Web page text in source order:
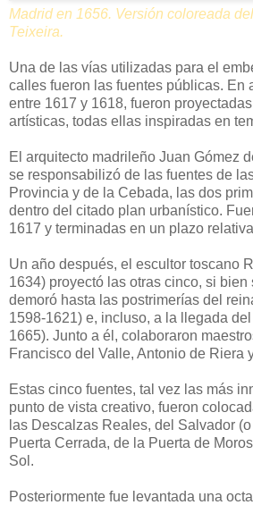
Madrid en 1656. Versión coloreada
Teixeira.
Una de las vías utilizadas para el
calles fueron las fuentes públicas. En
entre 1617 y 1618, fueron
artísticas, todas ellas inspiradas en
El arquitecto madrileño Juan Gómez
se responsabilizó de las fuentes de
Provincia y de la Cebada, las dos
dentro del citado plan urbanístico.
1617 y terminadas en un plazo
Un año después, el escultor toscano
1634) proyectó las otras cinco, si
demoró hasta las postrimerías del
1598-1621) e, incluso, a la llegada
1665). Junto a él, colaboraron
Francisco del Valle, Antonio de Riera
Estas cinco fuentes, tal vez las más
punto de vista creativo, fueron
las Descalzas Reales, del Salvador
Puerta Cerrada, de la Puerta de
Sol.
Posteriormente fue levantada una